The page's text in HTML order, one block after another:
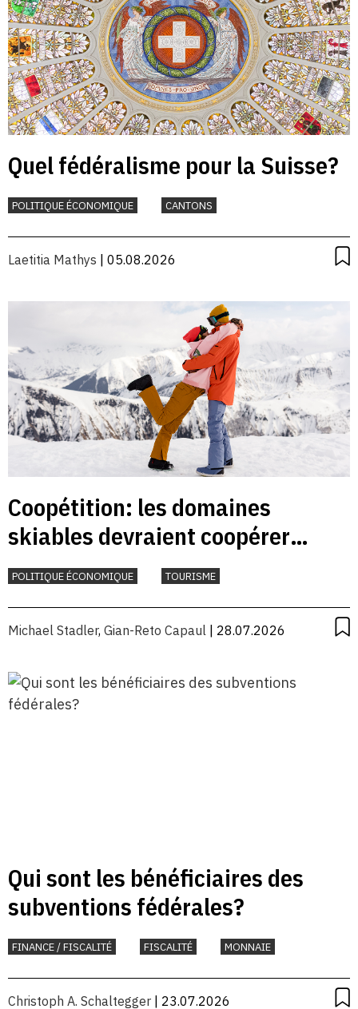
Quel fédéralisme pour la Suisse?
POLITIQUE ÉCONOMIQUE CANTONS
Laetitia Mathys | 05.08.2026
Coopétition: les domaines
skiables devraient coopérer
davantage
POLITIQUE ÉCONOMIQUE TOURISME
Michael Stadler, Gian-Reto Capaul | 28.07.2026
Qui sont les bénéficiaires des
subventions fédérales?
FINANCE / FISCALITÉ FISCALITÉ MONNAIE
Christoph A. Schaltegger | 23.07.2026